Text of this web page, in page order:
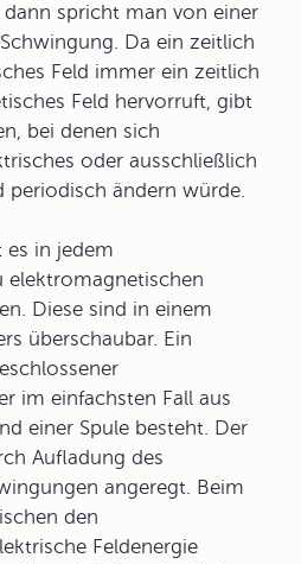
dann spricht man von einer
Da ein zeitlich
Feld immer ein zeitlich
Feld hervorruft, gibt
bei denen sich
oder ausschließlich
periodisch ändern würde.
in jedem
elektromagnetischen
Diese sind in einem
überschaubar. Ein
im einfachsten Fall aus
einer Spule besteht. Der
Aufladung des
angeregt. Beim
den
Feldenergie